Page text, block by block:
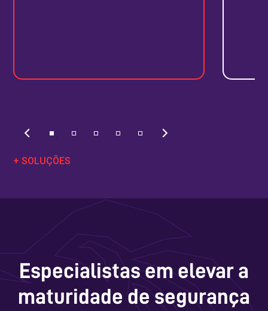
+ SOLUÇÕES
Especialistas em elevar a
maturidade de segurança